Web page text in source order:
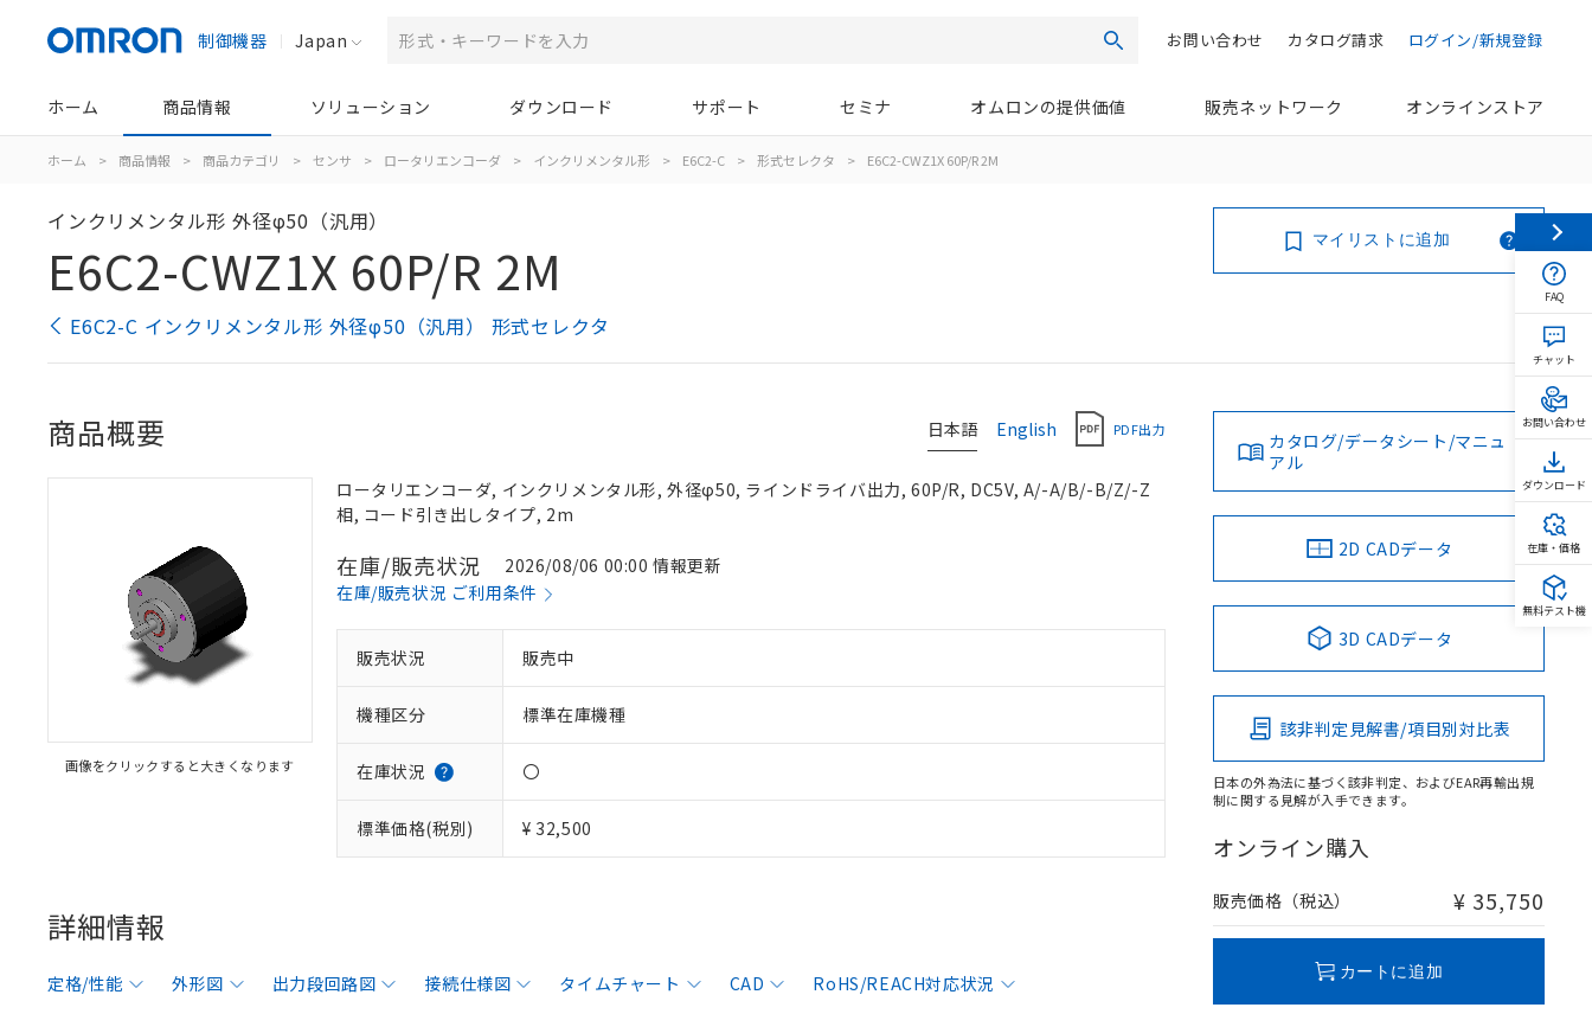
制御機器 Japan 検索 ログイン/新規登録
カタログ請求
お問い合わせ
ホーム 商品情報 ソリューション ダウンロード サポート セミナ オムロンの提供価値 販売ネットワーク オンラインストア
ホーム > 商品情報 > 商品カテゴリ > センサ > ロータリエンコーダ > インクリメンタル形 > E6C2-C > 形式セレクタ > E6C2-CWZ1X 60P/R 2M
インクリメンタル形 外径φ50（汎用）
E6C2-CWZ1X 60P/R 2M
E6C2-C インクリメンタル形 外径φ50（汎用） 形式セレクタ
マイリストに追加
日本語 English PDF出力
商品概要
画像をクリックすると大きくなります
ロータリエンコーダ, インクリメンタル形, 外径φ50, ラインドライバ出力, 60P/R, DC5V, A/-A/B/-B/Z/-Z
相, コード引き出しタイプ, 2m
在庫/販売状況
2026/08/06 00:00 情報更新
在庫/販売状況 ご利用条件
販売状況 販売中
機種区分 標準在庫機種
在庫状況 〇
標準価格(税別) ¥ 32,500
詳細情報
定格/性能 外形図 出力段回路図 接続仕様図 タイムチャート CAD
RoHS/REACH対応状況
カタログ/データシート/マニュ
アル
2D CADデータ
3D CADデータ
該非判定見解書/項目別対比表
日本の外為法に基づく該非判定、およびEAR再輸出規
制に関する見解が入手できます。
オンライン購入
販売価格（税込） ¥ 35,750
カートに追加
FAQ
チャット
お問い合わせ
ダウンロード
在庫・価格
無料テスト機